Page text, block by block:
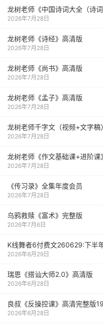
龙树老师《中国诗词大全（诗
2026年7月28日
龙树老师《诗经》高清版
2026年7月28日
龙树老师《尚书》高清版
2026年7月28日
龙树老师《孟子》高清版
2026年7月28日
龙树老师千字文（视频+文字稿
2026年7月28日
龙树老师《作文基础课+进阶课
2026年7月28日
《传习录》全集年度会员
2026年7月28日
乌鸦救赎《富术》完整版
2026年7月6日
K线舞者6付费文260629:下半
2026年6月29日
瑞恩《搭讪大师2.0》高清版
2026年6月28日
良叔《反操控课》高清完整版
2026年6月28日